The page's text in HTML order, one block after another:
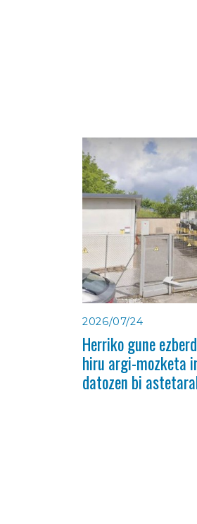
2026/07/24
Herriko gune
hiru argi-mozketa
datozen bi